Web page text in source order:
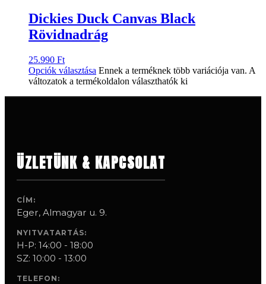
Dickies Duck Canvas Black
Rövidnadrág
25.990 Ft
Opciók választása Ennek a terméknek több variációja van. A
változatok a termékoldalon választhatók ki
ÜZLETÜNK & KAPCSOLAT
CÍM:
Eger, Almagyar u. 9.
NYITVATARTÁS:
H-P: 14:00 - 18:00
SZ: 10:00 - 13:00
TELEFON: